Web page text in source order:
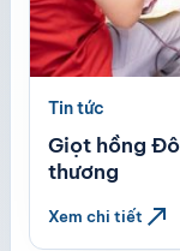
Tin tức
Giọt hồng
thương
Xem chi tiết north_east